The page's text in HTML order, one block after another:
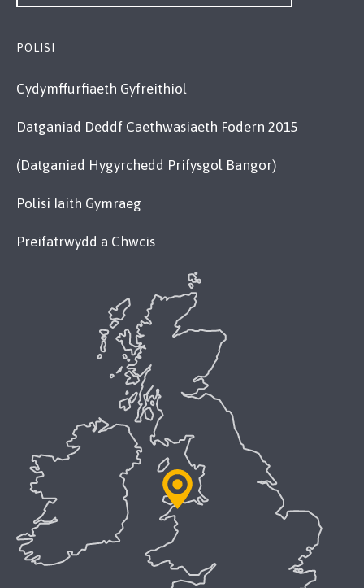
POLISI
Cydymffurfiaeth Gyfreithiol
Datganiad Deddf Caethwasiaeth Fodern 2015
(Datganiad Hygyrchedd Prifysgol Bangor)
Polisi Iaith Gymraeg
Preifatrwydd a Chwcis